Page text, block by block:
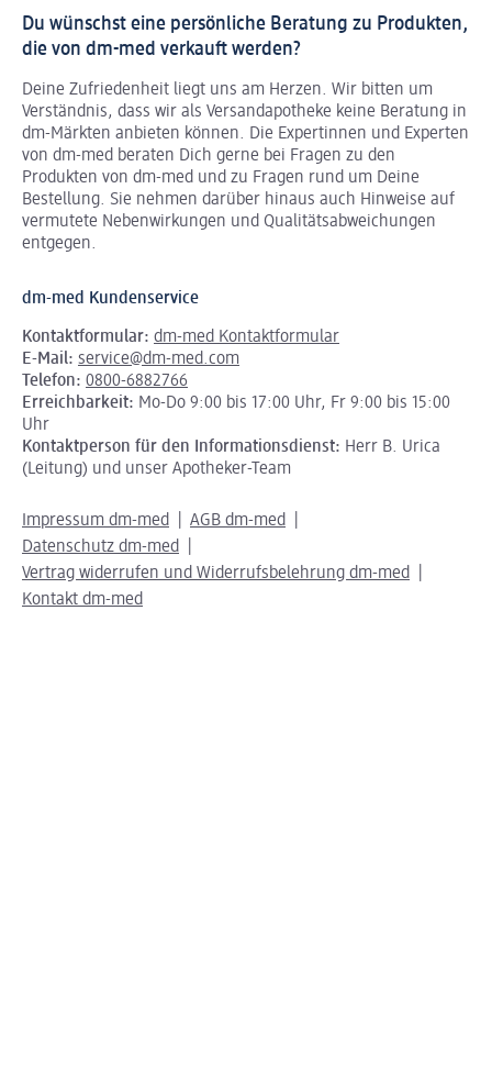
Du wünschst eine persönliche Beratung zu Produkten,
die von dm-med verkauft werden?
Deine Zufriedenheit liegt uns am Herzen. Wir bitten um
Verständnis, dass wir als Versandapotheke keine Beratung in
dm-Märkten anbieten können. Die Expertinnen und Experten
von dm-med beraten Dich gerne bei Fragen zu den
Produkten von dm-med und zu Fragen rund um Deine
Bestellung. Sie nehmen darüber hinaus auch Hinweise auf
vermutete Nebenwirkungen und Qualitätsabweichungen
entgegen.
dm-med Kundenservice
Kontaktformular: dm-med Kontaktformular
E-Mail: service@dm-med.com
Telefon: 0800-6882766
Erreichbarkeit: Mo-Do 9:00 bis 17:00 Uhr, Fr 9:00 bis 15:00
Uhr
Kontaktperson für den Informationsdienst: Herr B. Urica
(Leitung) und unser Apotheker-Team
Impressum dm-med
AGB dm-med
Datenschutz dm-med
Vertrag widerrufen und Widerrufsbelehrung dm-med
Kontakt dm-med